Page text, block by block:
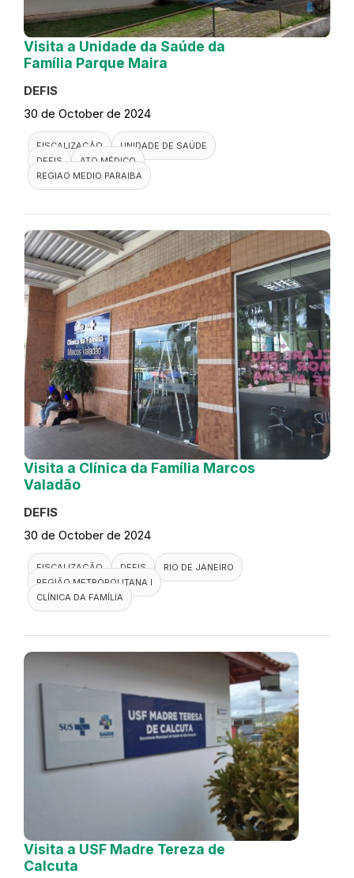
Visita a Unidade da Saúde da
Família Parque Maira
DEFIS
30 de October de 2024
FISCALIZAÇÃO
UNIDADE DE SAÚDE
DEFIS
ATO MÉDICO
REGIAO MEDIO PARAIBA
Visita a Clínica da Família Marcos
Valadão
DEFIS
30 de October de 2024
FISCALIZAÇÃO DEFIS
RIO DE JANEIRO
REGIÃO METROPOLITANA I
CLÍNICA DA FAMÍLIA
Visita a USF Madre Tereza de
Calcuta